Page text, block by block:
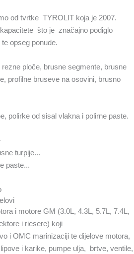
od tvrtke TYROLIT koja je 2007.
što je značajno podiglo
opseg ponude.
ploče, brusne segmente, brusne
profilne bruseve na osovini, brusno
polirke od sisal vlakna i polirne paste.
turpije...
paste...
i motore GM (3.0L, 4.3L, 5.7L, 7.4L,
i riesere) koji
i OMC marinizaciji te dijelove motora,
i karike, pumpe ulja, brtve, ventile,